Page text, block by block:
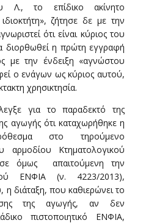
Λ., το επίδικο ακίνητο
ζήτησε δε με την
ότι είναι κύριος του
διορθωθεί η πρώτη εγγραφή
με την ένδειξη «αγνώστου
ο ενάγων ως κύριος αυτού,
χρησικτησία.
για το παραδεκτό της
αγωγής ότι καταχωρήθηκε η
στο τηρούμενο
αρμοδίου Κτηματολογικού
όμως απαιτούμενη την
ΕΝΦΙΑ (ν. 4223/2013),
διάταξη, που καθιερώνει το
της αγωγής, αν δεν
πιστοποιητικό ΕΝΦΙΑ,